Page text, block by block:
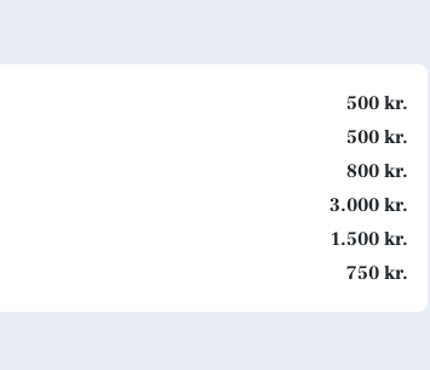
500 kr.
500 kr.
800 kr.
3.000 kr.
1.500 kr.
750 kr.